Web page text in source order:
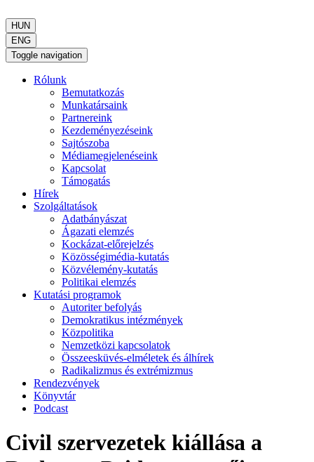
HUN
ENG
Toggle navigation
Rólunk
Bemutatkozás
Munkatársaink
Partnereink
Kezdeményezéseink
Sajtószoba
Médiamegjelenéseink
Kapcsolat
Támogatás
Hírek
Szolgáltatások
Adatbányászat
Ágazati elemzés
Kockázat-előrejelzés
Közösségimédia-kutatás
Közvélemény-kutatás
Politikai elemzés
Kutatási programok
Autoriter befolyás
Demokratikus intézmények
Közpolitika
Nemzetközi kapcsolatok
Összeesküvés-elméletek és álhírek
Radikalizmus és extrémizmus
Rendezvények
Könyvtár
Podcast
Civil szervezetek kiállása a